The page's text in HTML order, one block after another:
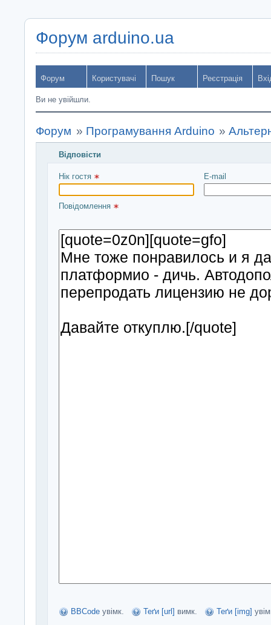
Форум arduino.ua
Форум Користувачі Пошук Реєстрація
Ви не увійшли.
Форум » Програмування Arduino »
Відповісти
Введіть повідомлення і натисніть Надіслати
Нік гостя E-mail
Повідомлення
BBCode увімк. Теґи [url] вимк. Теґи [img]